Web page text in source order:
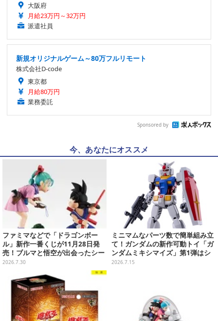
大阪府
月給23万円～32万円
派遣社員
新規オリジナルゲーム～80万フルリモート
株式会社D-code
東京都
月給80万円
業務委託
Sponsored by
今、あなたにオススメ
ファミマなどで「ドラゴンボー
ル」新作一番くじが11月28日発
売！ブルマと悟空が出会ったシー
ンや、牛魔王の車で飛び回るウー
2026.7.30
ミニマムなパーツ数で簡単組み立
て！ガンダムの新作可動トイ「ガ
ンダムミキシマイズ」第1弾はシ
ャア専用ザク、フリーダムら3機
2026.7.15